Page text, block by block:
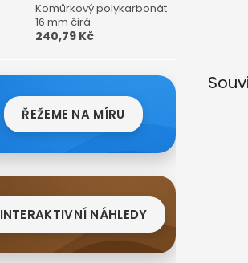
Komůrkový polykarbonát
16 mm čirá
240,79 Kč
ŘEŽEME NA MÍRU
INTERAKTIVNÍ NÁHLEDY